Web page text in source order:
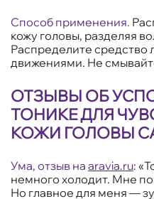
Способ применения.
кожу головы, разделяя
Распределите
движениями. Не
ОТЗЫВЫ ОБ
ТОНИКЕ ДЛЯ
КОЖИ ГОЛОВЫ
Ума, отзыв на aravia.ru:
немного холодит. Мне
Но главное для меня —